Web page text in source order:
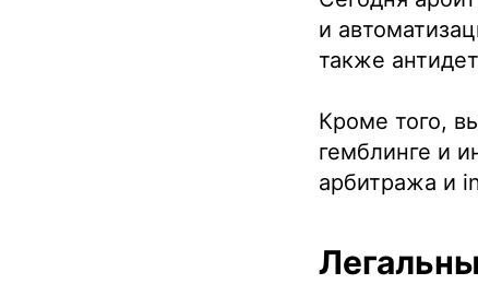
и
также
Кроме того,
гемблинге и
арбитража и